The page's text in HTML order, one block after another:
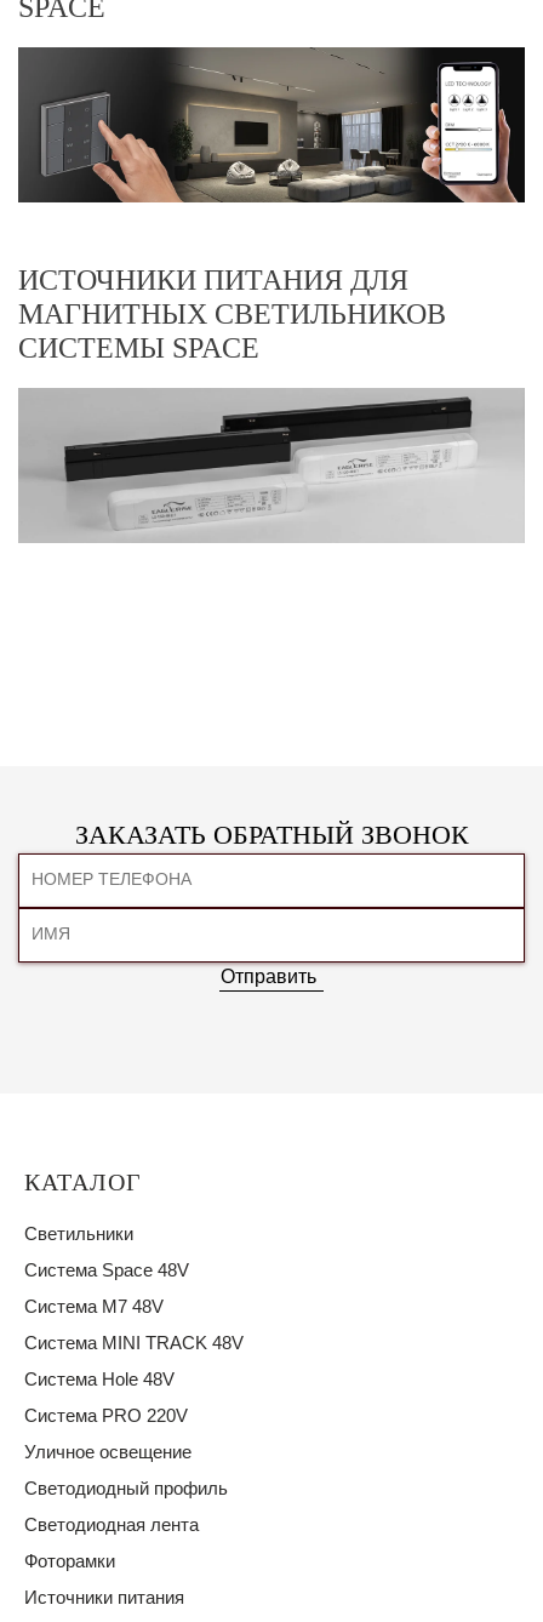
SPACE
ИСТОЧНИКИ ПИТАНИЯ ДЛЯ
МАГНИТНЫХ СВЕТИЛЬНИКОВ
СИСТЕМЫ SPACE
ЗАКАЗАТЬ ОБРАТНЫЙ ЗВОНОК
Отправить
КАТАЛОГ
Светильники
Система Space 48V
Система M7 48V
Система MINI TRACK 48V
Система Hole 48V
Система PRO 220V
Уличное освещение
Светодиодный профиль
Светодиодная лента
Фоторамки
Источники питания